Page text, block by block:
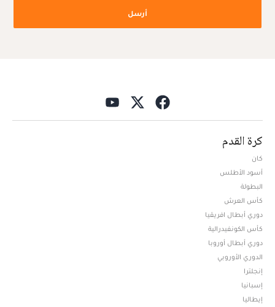
أرسل
كرة القدم
كان
أسود الأطلس
البطولة
كأس العرش
دوري أبطال افريقيا
كأس الكونفيدرالية
دوري أبطال أوروبا
الدوري الأوروبي
إنجلترا
إسبانيا
إيطاليا